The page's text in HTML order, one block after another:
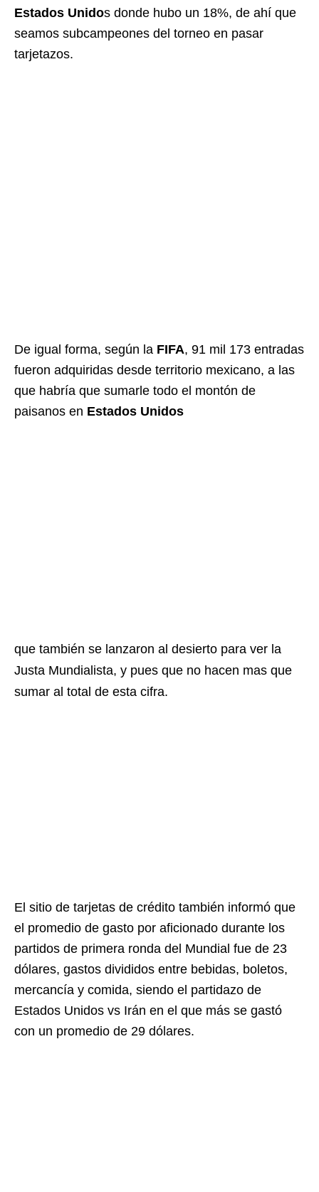
Estados Unidos donde hubo un 18%, de ahí que
seamos subcampeones del torneo en pasar
tarjetazos.
De igual forma, según la FIFA, 91 mil 173 entradas
fueron adquiridas desde territorio mexicano, a las
que habría que sumarle todo el montón de
paisanos en Estados Unidos
que también se lanzaron al desierto para ver la
Justa Mundialista, y pues que no hacen mas que
sumar al total de esta cifra.
El sitio de tarjetas de crédito también informó que
el promedio de gasto por aficionado durante los
partidos de primera ronda del Mundial fue de 23
dólares, gastos divididos entre bebidas, boletos,
mercancía y comida, siendo el partidazo de
Estados Unidos vs Irán en el que más se gastó
con un promedio de 29 dólares.